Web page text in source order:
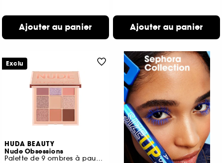
Ajouter au panier Ajouter au panier
HUDA BEAUTY
Nude Obsessions
Palette de 9 ombres à paupières
Exclu